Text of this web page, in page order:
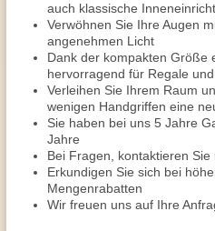
auch klassische
Verwöhnen Sie Ihre Augen
angenehmen Licht
Dank der kompakten Größe
hervorragend für Regale
Verleihen Sie Ihrem Raum
wenigen Handgriffen eine
Sie haben bei uns 5 Jahre
Jahre
Bei Fragen, kontaktieren Sie
Erkundigen Sie sich bei
Mengenrabatten
Wir freuen uns auf Ihre